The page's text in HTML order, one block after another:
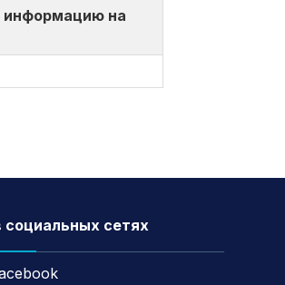
информацию на
сетях